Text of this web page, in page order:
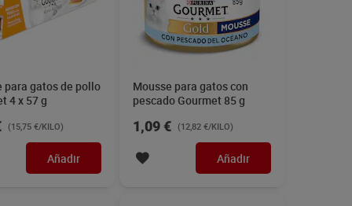
para gatos de pollo
4 x 57 g
(15,75 €/KILO)
Añadir
Mousse para gatos con
pescado Gourmet 85 g
1,09 € (12,82 €/KILO)
Añadir